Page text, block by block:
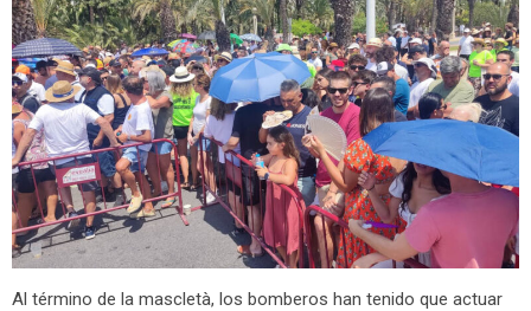
Al término de la mascletà, los bomberos han tenido que actuar